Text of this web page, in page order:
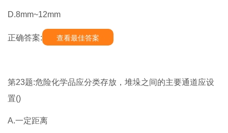
D.8mm~12mm
正确答案: 查看最佳答案
第23题:危险化学品应分类存放，堆垛之间的主要通道应设
置()
A.一定距离